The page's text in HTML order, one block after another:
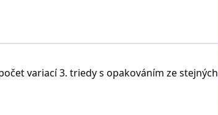
variací 3. triedy s opakováním ze stejných